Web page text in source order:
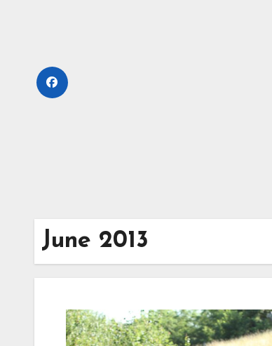
June 2013